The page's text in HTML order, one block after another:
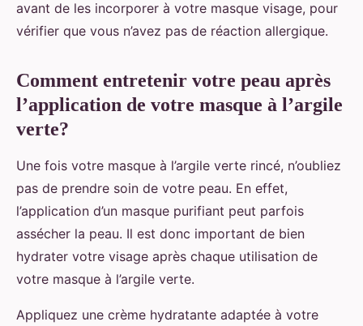
avant de les incorporer à votre masque visage, pour
vérifier que vous n’avez pas de réaction allergique.
Comment entretenir votre peau après
l’application de votre masque à l’argile
verte?
Une fois votre masque à l’argile verte rincé, n’oubliez
pas de prendre soin de votre peau. En effet,
l’application d’un masque purifiant peut parfois
assécher la peau. Il est donc important de bien
hydrater votre visage après chaque utilisation de
votre masque à l’argile verte.
Appliquez une crème hydratante adaptée à votre